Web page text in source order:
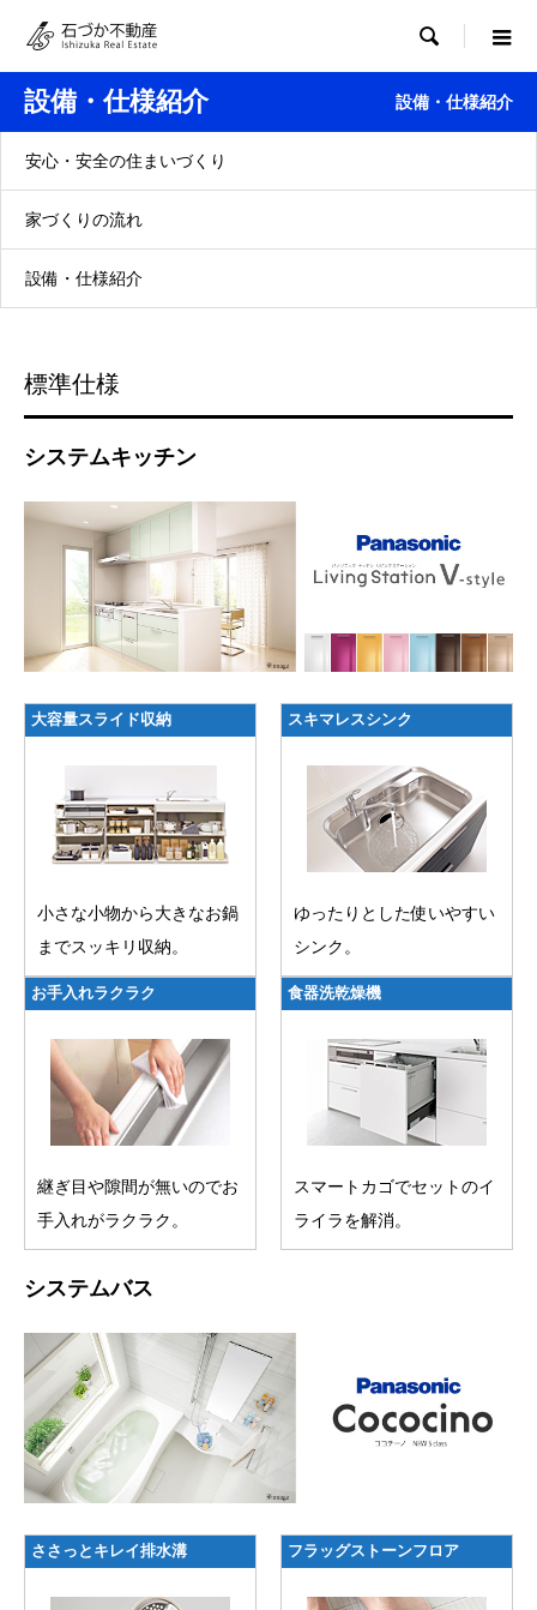

設備・仕様紹介 設備・仕様紹介
安心・安全の住まいづくり
家づくりの流れ
設備・仕様紹介
標準仕様
システムキッチン
大容量スライド収納
小さな小物から大きなお鍋
までスッキリ収納。
スキマレスシンク
ゆったりとした使いやすい
シンク。
お手入れラクラク
継ぎ目や隙間が無いのでお
手入れがラクラク。
食器洗乾燥機
スマートカゴでセットのイ
ライラを解消。
システムバス
ささっとキレイ排水溝 フラッグストーンフロア